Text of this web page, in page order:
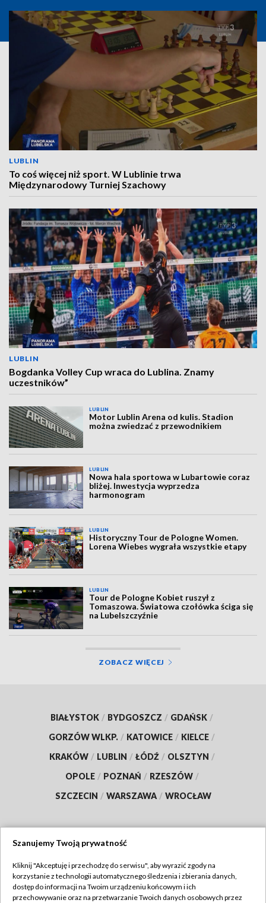
LUBLIN
To coś więcej niż sport. W Lublinie trwa
Międzynarodowy Turniej Szachowy
LUBLIN
Bogdanka Volley Cup wraca do Lublina. Znamy
uczestników”
LUBLIN
Motor Lublin Arena od kulis. Stadion
można zwiedzać z przewodnikiem
LUBLIN
Nowa hala sportowa w Lubartowie coraz
bliżej. Inwestycja wyprzedza
harmonogram
LUBLIN
Historyczny Tour de Pologne Women.
Lorena Wiebes wygrała wszystkie etapy
LUBLIN
Tour de Pologne Kobiet ruszył z
Tomaszowa. Światowa czołówka ściga się
na Lubelszczyźnie
ZOBACZ WIĘCEJ
BIAŁYSTOK / BYDGOSZCZ / GDAŃSK /
GORZÓW WLKP. / KATOWICE / KIELCE /
KRAKÓW / LUBLIN / ŁÓDŹ / OLSZTYN /
OPOLE / POZNAŃ / RZESZÓW /
SZCZECIN / WARSZAWA / WROCŁAW
TVP
Abonament TVP
Szanujemy Twoją prywatność
Kliknij "Akceptuję i przechodzę do serwisu", aby wyrazić zgody na
korzystanie z technologii automatycznego śledzenia i zbierania danych,
dostęp do informacji na Twoim urządzeniu końcowym i ich
przechowywanie oraz na przetwarzanie Twoich danych osobowych przez